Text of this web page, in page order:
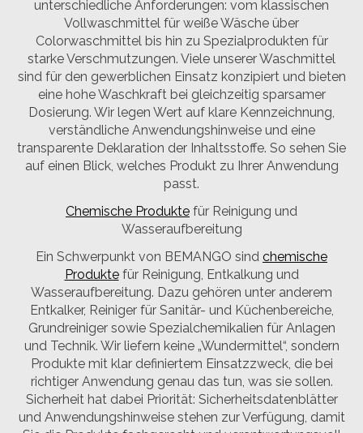
unterschiedliche Anforderungen: vom klassischen
Vollwaschmittel für weiße Wäsche über
Colorwaschmittel bis hin zu Spezialprodukten für
starke Verschmutzungen. Viele unserer Waschmittel
sind für den gewerblichen Einsatz konzipiert und bieten
eine hohe Waschkraft bei gleichzeitig sparsamer
Dosierung. Wir legen Wert auf klare Kennzeichnung,
verständliche Anwendungshinweise und eine
transparente Deklaration der Inhaltsstoffe. So sehen Sie
auf einen Blick, welches Produkt zu Ihrer Anwendung
passt.
Chemische Produkte für Reinigung und
Wasseraufbereitung
Ein Schwerpunkt von BEMANGO sind chemische
Produktefür Reinigung, Entkalkung und
Wasseraufbereitung. Dazu gehören unter anderem
Entkalker, Reiniger für Sanitär- und Küchenbereiche,
Grundreiniger sowie Spezialchemikalien für Anlagen
und Technik. Wir liefern keine „Wundermittel“, sondern
Produkte mit klar definiertem Einsatzzweck, die bei
richtiger Anwendung genau das tun, was sie sollen.
Sicherheit hat dabei Priorität: Sicherheitsdatenblätter
und Anwendungshinweise stehen zur Verfügung, damit